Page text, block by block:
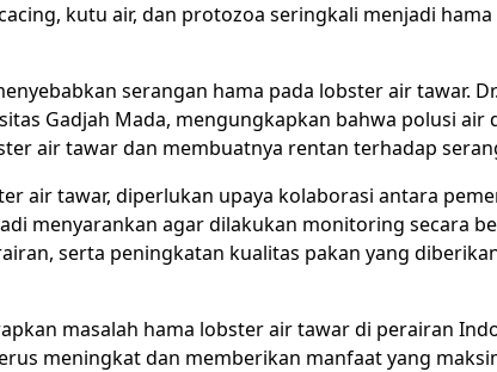
kutu air, dan protozoa seringkali menjadi hama
serangan hama pada lobster air tawar.
Gadjah Mada, mengungkapkan bahwa polusi air
air tawar dan membuatnya rentan terhadap
air tawar, diperlukan upaya kolaborasi antara
menyarankan agar dilakukan monitoring secara
serta peningkatan kualitas pakan yang
masalah hama lobster air tawar di perairan
meningkat dan memberikan manfaat yang